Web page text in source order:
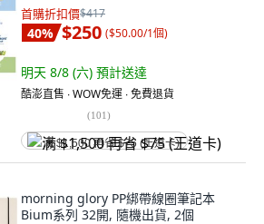
首購折扣價$417
40% $250 ($50.00/1個)
明天 8/8 (六) 預計送達
酷澎直售 ∙ WOW免運 ∙ 免費退貨
(101)
满 $1,500 再省 $75 (王道卡)
morning glory PP綁帶線圈筆記本
Bium系列 32開, 隨機出貨, 2個